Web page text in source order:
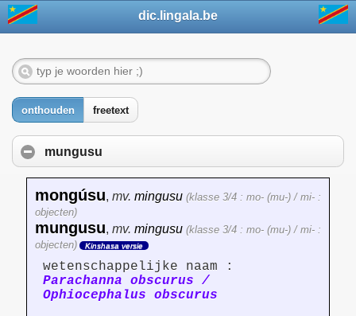
dic.lingala.be
onthouden freetext
mungusu
mongúsu, mv. mingusu (klasse 3/4 : mo- (mu-) / mi- :
objecten)
mungusu, mv. mingusu (klasse 3/4 : mo- (mu-) / mi- :
objecten)
Kinshasa versie
wetenschappelijke naam :
Parachanna obscurus /
Ophiocephalus obscurus